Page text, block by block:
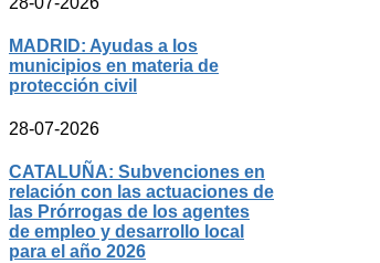
MADRID: Ayudas a los
municipios en materia de
protección civil
28-07-2026
CATALUÑA: Subvenciones en
relación con las actuaciones de
las Prórrogas de los agentes
de empleo y desarrollo local
para el año 2026